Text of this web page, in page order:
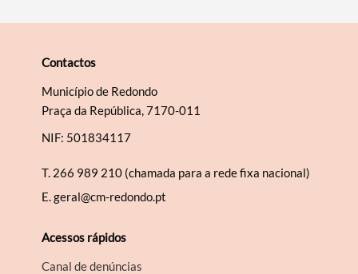
Contactos
Município de Redondo
Praça da República, 7170-011
NIF: 501834117
T. 266 989 210 (chamada para a rede fixa nacional)
E.geral@cm-redondo.pt
Acessos rápidos
Canal de denúncias